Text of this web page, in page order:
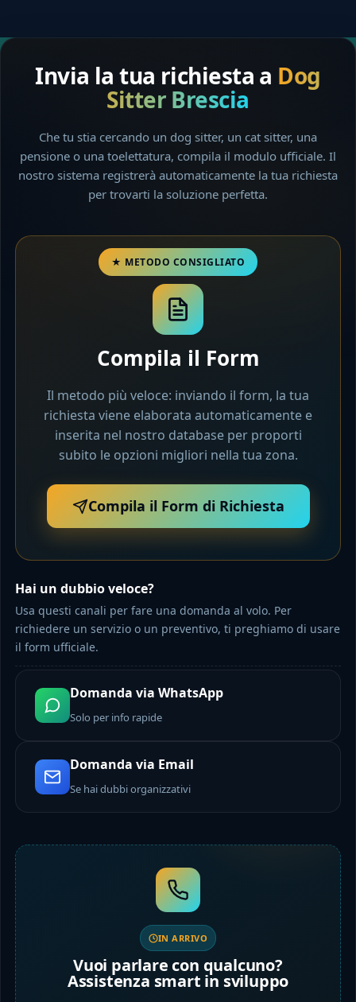
Invia la tua richiesta a Dog
Sitter Brescia
Che tu stia cercando un dog sitter, un cat sitter, una
pensione o una toelettatura, compila il modulo ufficiale. Il
nostro sistema registrerà automaticamente la tua richiesta
per trovarti la soluzione perfetta.
Compila il Form
Il metodo più veloce: inviando il form, la tua
richiesta viene elaborata automaticamente e
inserita nel nostro database per proporti
subito le opzioni migliori nella tua zona.
Compila il Form di Richiesta
Hai un dubbio veloce?
Usa questi canali per fare una domanda al volo. Per
richiedere un servizio o un preventivo, ti preghiamo di usare
il form ufficiale.
Domanda via WhatsApp
Solo per info rapide
Domanda via Email
Se hai dubbi organizzativi
IN ARRIVO
Vuoi parlare con qualcuno?
Assistenza smart in sviluppo